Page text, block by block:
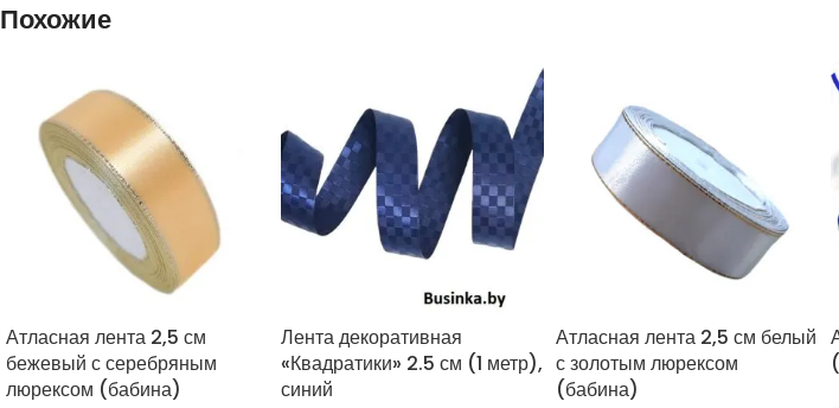
Похожие
Атласная лента 2,5 см
бежевый с серебряным
люрексом (бабина)
Лента декоративная
«Квадратики» 2.5 см (1 метр),
синий
Атласная лента 2,5 см белый
с золотым люрексом
(бабина)